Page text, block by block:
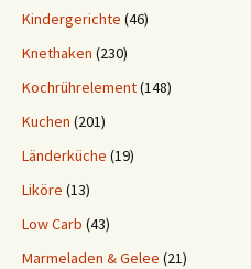
Kindergerichte (46)
Knethaken (230)
Kochrührelement(148)
Kuchen (201)
Länderküche (19)
Liköre (13)
Low Carb (43)
Marmeladen & Gelee (21)